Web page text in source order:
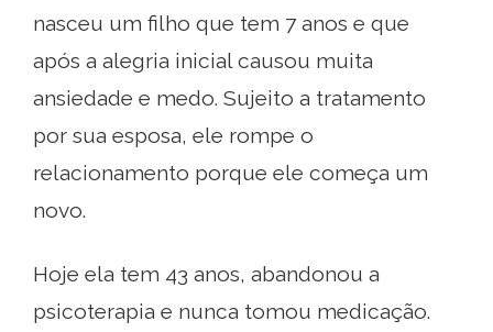
nasceu um filho que tem 7 anos e que
após a alegria inicial causou muita
ansiedade e medo. Sujeito a tratamento
por sua esposa, ele rompe o
relacionamento porque ele começa um
novo.
Hoje ela tem 43 anos, abandonou a
psicoterapia e nunca tomou medicação.